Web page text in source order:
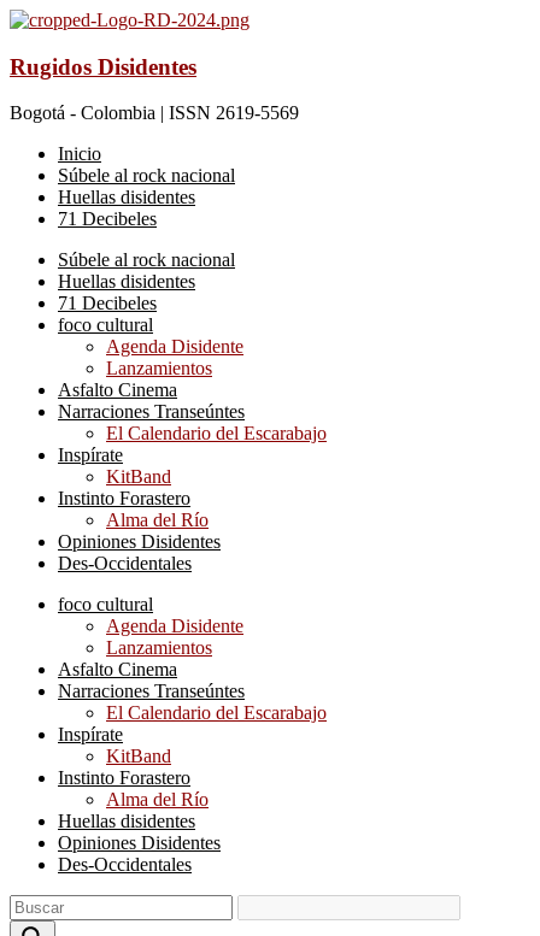
Rugidos Disidentes
Bogotá - Colombia | ISSN 2619-5569
Inicio
Súbele al rock nacional
Huellas disidentes
71 Decibeles
Súbele al rock nacional
Huellas disidentes
71 Decibeles
foco cultural
Agenda Disidente
Lanzamientos
Asfalto Cinema
Narraciones Transeúntes
El Calendario del Escarabajo
Inspírate
KitBand
Instinto Forastero
Alma del Río
Opiniones Disidentes
Des-Occidentales
foco cultural
Agenda Disidente
Lanzamientos
Asfalto Cinema
Narraciones Transeúntes
El Calendario del Escarabajo
Inspírate
KitBand
Instinto Forastero
Alma del Río
Huellas disidentes
Opiniones Disidentes
Des-Occidentales